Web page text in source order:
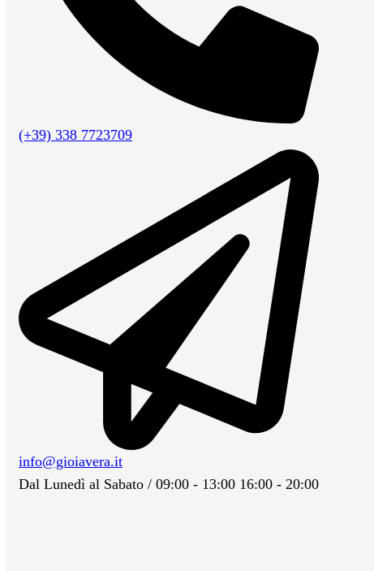
(+39) 338 7723709
info@gioiavera.it
Dal Lunedì al Sabato / 09:00 - 13:00 16:00 - 20:00